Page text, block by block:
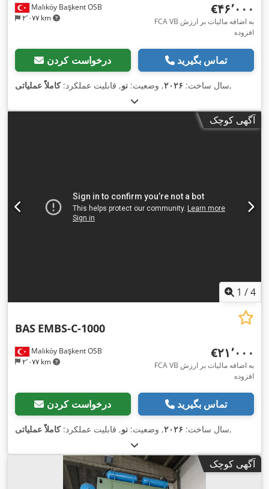
Malıköy Başkent OSB
۲٬۰۷۷ km
‎€۴۶٬۰۰۰
FCA VB به اضافه مالیات بر ارزش
افزوده
درخواست کردن تماس بگیرید
سال ساخت: ۲۰۲۶, وضعیت: نو, قابلیت عملکرد:کاملاً عملیاتی ,
آگهی کوچک
1 /4
Malıköy Başkent OSB
۲٬۰۷۷ km
BAS EMBS-C-1000
‎€۲۱٬۰۰۰
FCA VB به اضافه مالیات بر ارزش
افزوده
درخواست کردن تماس بگیرید
سال ساخت: ۲۰۲۶, وضعیت: نو, قابلیت عملکرد:کاملاً عملیاتی ,
آگهی کوچک